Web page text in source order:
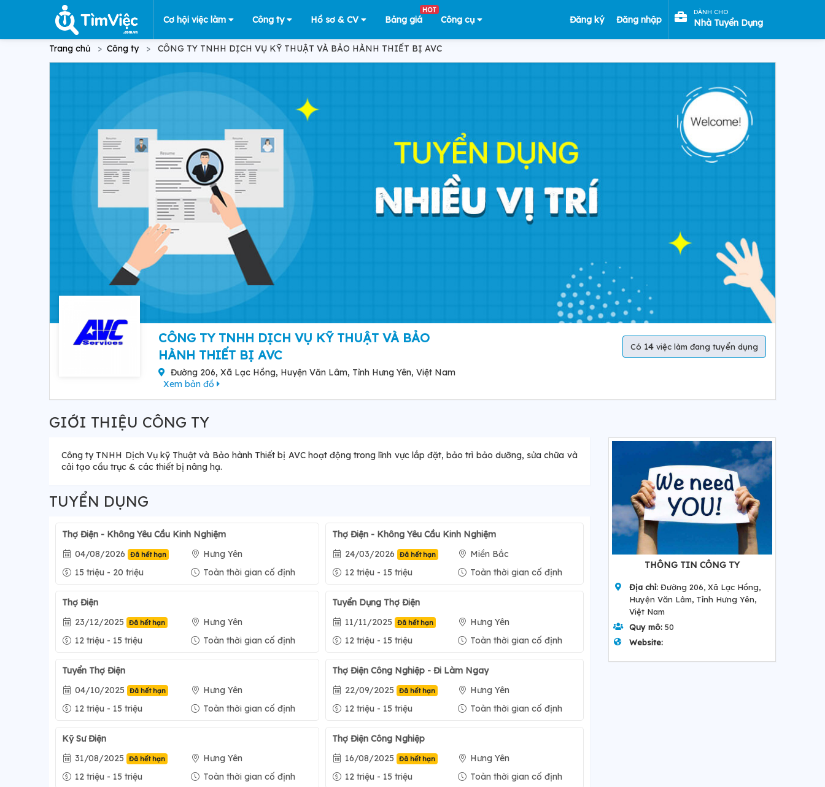
Cơ hội việc làm Công ty Hồ sơ & CV Bảng giá
HOT
Công cụ Đăng ký Đăng nhập
DÀNH CHO
Nhà Tuyển Dụng
Trang chủ Công ty CÔNG TY TNHH DỊCH VỤ KỸ THUẬT VÀ BẢO HÀNH THIẾT BỊ AVC
CÔNG TY TNHH DỊCH VỤ KỸ THUẬT VÀ BẢO
HÀNH THIẾT BỊ AVC
Đường 206, Xã Lạc Hồng, Huyện Văn Lâm, Tỉnh Hưng Yên, Việt Nam
Xem bản đồ
Có 14 việc làm đang tuyển dụng
GIỚI THIỆU CÔNG TY
Công ty TNHH Dịch Vụ kỹ Thuật và Bảo hành Thiết bị AVC hoạt động trong lĩnh vực lắp đặt, bảo trì bảo dưỡng, sửa chữa và
cải tạo cầu trục & các thiết bị nâng hạ.
TUYỂN DỤNG
Thợ Điện - Không Yêu Cầu Kinh Nghiệm
04/08/2026
Đã hết hạn
Hưng Yên
15 triệu - 20 triệu
Toàn thời gian cố định
Thợ Điện - Không Yêu Cầu Kinh Nghiệm
24/03/2026 Đã hết hạn
Miền Bắc
12 triệu - 15 triệu
Toàn thời gian cố định
Thợ Điện
23/12/2025
Đã hết hạn
Hưng Yên
12 triệu - 15 triệu
Toàn thời gian cố định
Tuyển Dụng Thợ Điện
11/11/2025 Đã hết hạn
Hưng Yên
12 triệu - 15 triệu
Toàn thời gian cố định
Tuyển Thợ Điện
04/10/2025
Đã hết hạn
Hưng Yên
12 triệu - 15 triệu
Toàn thời gian cố định
Thợ Điện Công Nghiệp - Đi Làm Ngay
22/09/2025 Đã hết hạn
Hưng Yên
12 triệu - 15 triệu
Toàn thời gian cố định
Kỹ Sư Điện
31/08/2025
Đã hết hạn
Hưng Yên
12 triệu - 15 triệu
Toàn thời gian cố định
Thợ Điện Công Nghiệp
16/08/2025 Đã hết hạn
Hưng Yên
12 triệu - 15 triệu
Toàn thời gian cố định
THÔNG TIN CÔNG TY
Địa chỉ:Đường 206, Xã Lạc Hồng,
Huyện Văn Lâm, Tỉnh Hưng Yên,
Việt Nam
Quy mô:50
Website: